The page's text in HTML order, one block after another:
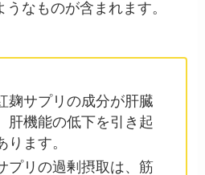
なものが含まれます。
麹サプリの成分が肝臓
肝機能の低下を引き起
ります。
プリの過剰摂取は、筋